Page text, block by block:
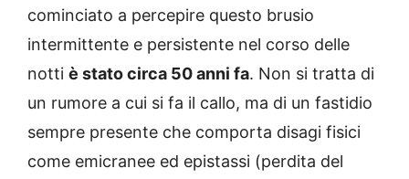
cominciato a percepire questo brusio
intermittente e persistente nel corso delle
notti è stato circa 50 anni fa. Non si tratta di
un rumore a cui si fa il callo, ma di un fastidio
sempre presente che comporta disagi fisici
come emicranee ed epistassi (perdita del